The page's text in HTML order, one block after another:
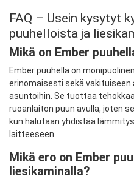
FAQ – Usein kysytyt
puuhelloista ja
Mikä on Ember
Ember puuhella on
erinomaisesti sekä
asuntoihin. Se tuottaa
ruoanlaiton puun avulla, joten
kun halutaan yhdistää
laitteeseen.
Mikä ero on Ember
liesikaminalla?